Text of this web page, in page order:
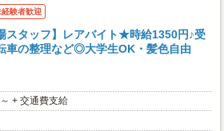
経験者歓迎
スタッフ】レアバイト★時給1350円♪受
車の整理など◎大学生OK・髪色自由
+ 交通費支給